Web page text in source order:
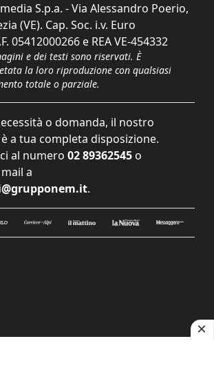
S.p.a. - Via Alessandro Poerio,
(VE). Cap. Soc. i.v. Euro
05412000266 e REA VE-454332
e dei testi sono riservati. È
la loro riproduzione con qualsiasi
totale o parziale.
o domanda, il nostro
a tua completa disposizione.
al numero 02 89362545 o
a
.